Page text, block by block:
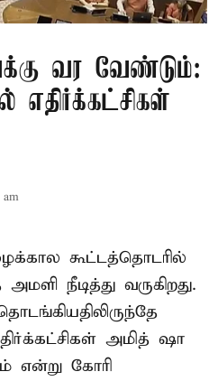
வர வேண்டும்:
எதிர்க்கட்சிகள்
கூட்டத்தொடரில்
நீடித்து வருகிறது.
அமித் ஷா
என்று கோரி